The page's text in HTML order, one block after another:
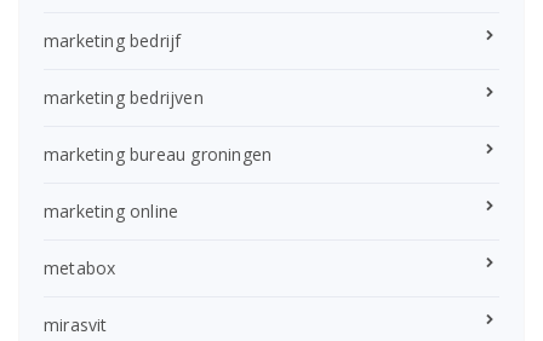
marketing bedrijf
marketing bedrijven
marketing bureau groningen
marketing online
metabox
mirasvit